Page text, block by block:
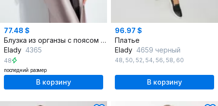
77.48 $
Блузка из органзы с поясом и воздушным оформлением
Elady 4365
48
последний размер
В корзину
96.97 $
Платье
Elady 4659 черный
48, 50, 52, 54, 56, 58, 60
В корзину